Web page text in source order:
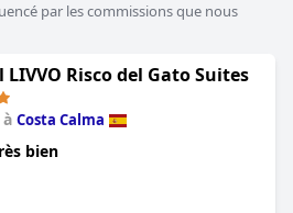
par les commissions que nous
LIVVO Risco del Gato Suites
Costa Calma
bien